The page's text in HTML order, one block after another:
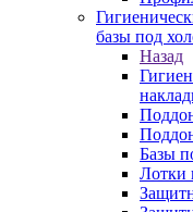
базы под
Назад
Базы
Лотки